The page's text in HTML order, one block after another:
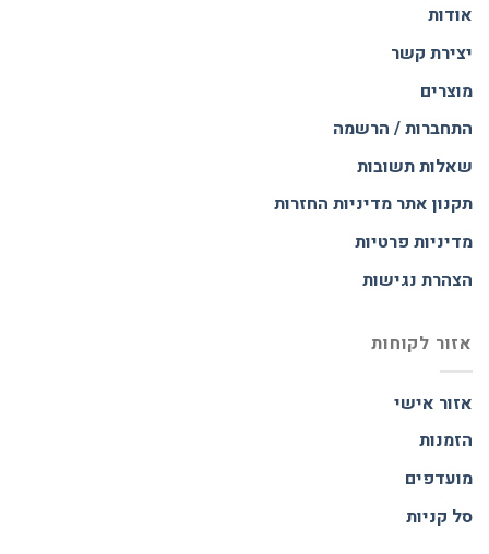
אודות
יצירת קשר
מוצרים
התחברות / הרשמה
שאלות תשובות
תקנון אתר מדיניות החזרות
מדיניות פרטיות
הצהרת נגישות
אזור לקוחות
אזור אישי
הזמנות
מועדפים
סל קניות